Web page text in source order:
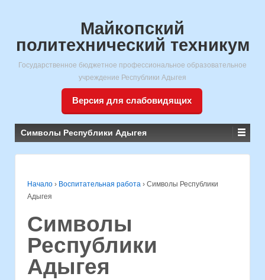
Майкопский
политехнический техникум
Государственное бюджетное профессиональное образовательное
учреждение Республики Адыгея
Версия для слабовидящих
Символы Республики Адыгея
Начало › Воспитательная работа › Символы Республики
Адыгея
Символы
Республики
Адыгея